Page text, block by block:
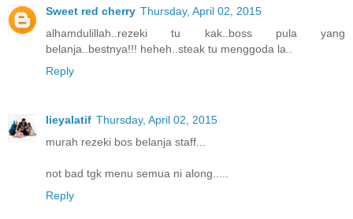
Sweet red cherry Thursday, April 02, 2015
alhamdulillah..rezeki tu kak..boss pula yang
belanja..bestnya!!! heheh..steak tu menggoda la..
Reply
lieyalatif Thursday, April 02, 2015
murah rezeki bos belanja staff...
not bad tgk menu semua ni along.....
Reply